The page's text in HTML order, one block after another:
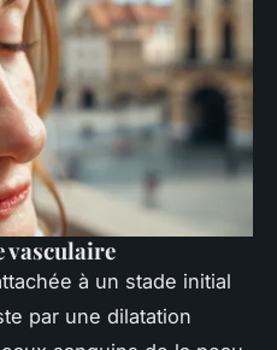
vasculaire
à un stade initial
par une dilatation